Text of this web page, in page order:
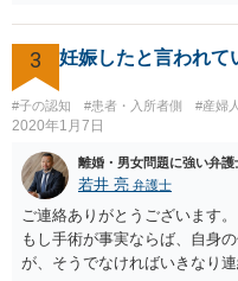
3 妊娠したと言われて
#子の認知 #患者・入所者側 #産婦
2020年1月7日
離婚・男女問題に強い弁護
若井 亮 弁護士
ご連絡ありがとうございます
もし手術が事実ならば、自身
が、そうでなければいきなり